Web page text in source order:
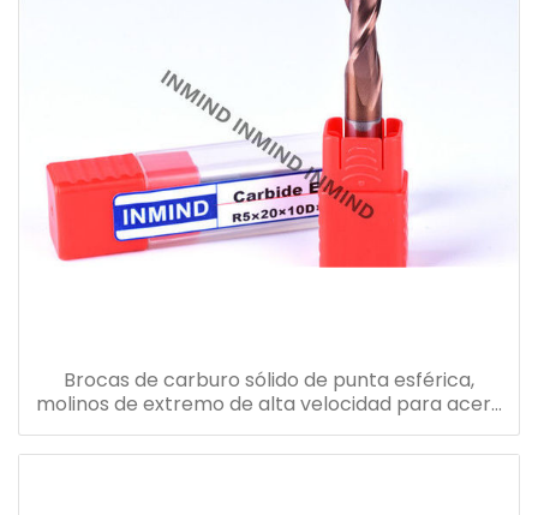
Brocas de carburo sólido de punta esférica,
molinos de extremo de alta velocidad para acero
/ aluminio